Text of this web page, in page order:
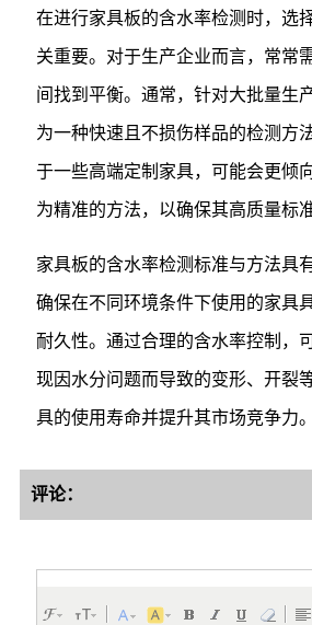
在进行家具板的含水率检测时，选
关重要。对于生产企业而言，常常
间找到平衡。通常，针对大批量生
为一种快速且不损伤样品的检测方
于一些高端定制家具，可能会更倾
为精准的方法，以确保其高质量标准
家具板的含水率检测标准与方法具
确保在不同环境条件下使用的家具
耐久性。通过合理的含水率控制，
现因水分问题而导致的变形、开裂
具的使用寿命并提升其市场竞争力。
评论：